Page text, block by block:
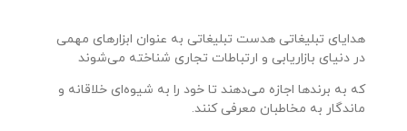
هدایای تبلیغاتی هدست تبلیغاتی به عنوان ابزارهای مهمی
در دنیای بازاریابی و ارتباطات تجاری شناخته می‌شوند
که به برندها اجازه می‌دهند تا خود را به شیوه‌ای خلاقانه و
ماندگار به مخاطبان معرفی کنند.